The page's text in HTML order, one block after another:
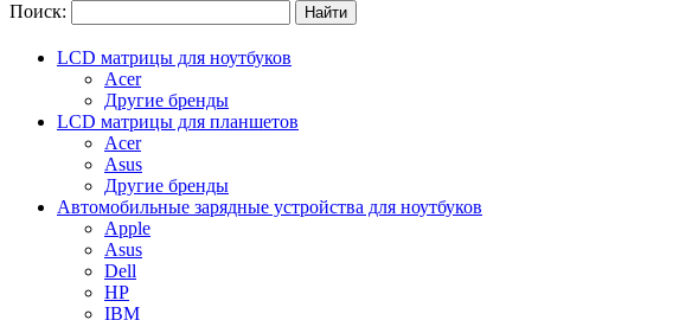
Поиск:
LCD матрицы для ноутбуков
Acer
Другие бренды
LCD матрицы для планшетов
Acer
Asus
Другие бренды
Автомобильные зарядные устройства для ноутбуков
Apple
Asus
Dell
HP
IBM